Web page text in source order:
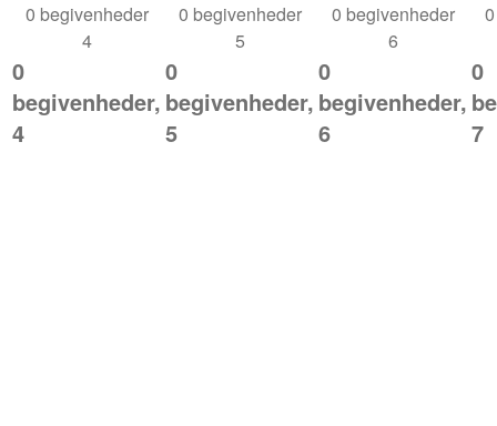
0 begivenheder
4
0
begivenheder,
4
0 begivenheder
5
0
begivenheder,
5
0 begivenheder
6
0
begivenheder,
6
0
7